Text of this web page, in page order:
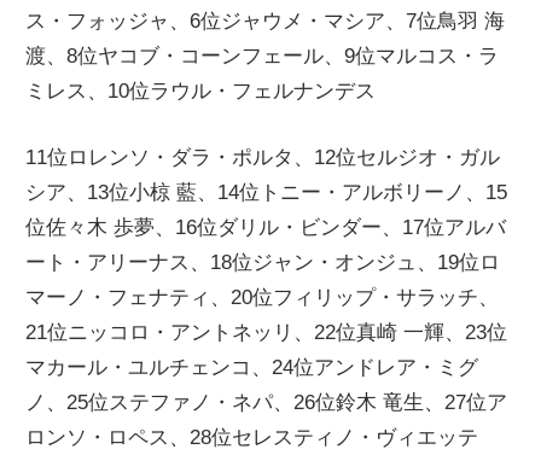
ク
ュ
ー
ス
ス・フォッジャ、6位ジャウメ・マシア、7位鳥羽 海
渡、8位ヤコブ・コーンフェール、9位マルコス・ラ
ミレス、10位ラウル・フェルナンデス
11位ロレンソ・ダラ・ポルタ、12位セルジオ・ガル
シア、13位小椋 藍、14位トニー・アルボリーノ、15
位佐々木 歩夢、16位ダリル・ビンダー、17位アルバ
ート・アリーナス、18位ジャン・オンジュ、19位ロ
マーノ・フェナティ、20位フィリップ・サラッチ、
21位ニッコロ・アントネッリ、22位真崎 一輝、23位
マカール・ユルチェンコ、24位アンドレア・ミグ
ノ、25位ステファノ・ネパ、26位鈴木 竜生、27位ア
ロンソ・ロペス、28位セレスティノ・ヴィエッテ